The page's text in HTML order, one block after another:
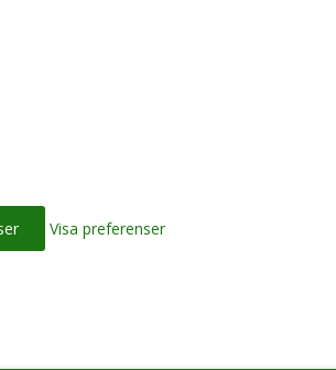
Visa preferenser